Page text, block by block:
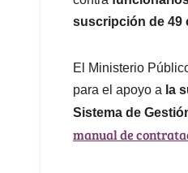
suscripción de 49
El Ministerio
para el apoyo a la
Sistema de
manual de